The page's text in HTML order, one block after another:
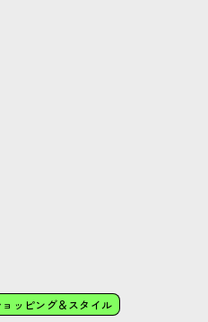
ョッピング＆スタイル